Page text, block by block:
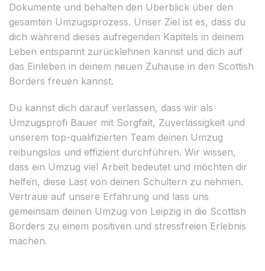
Dokumente und behalten den Überblick über den
gesamten Umzugsprozess. Unser Ziel ist es, dass du
dich während dieses aufregenden Kapitels in deinem
Leben entspannt zurücklehnen kannst und dich auf
das Einleben in deinem neuen Zuhause in den Scottish
Borders freuen kannst.
Du kannst dich darauf verlassen, dass wir als
Umzugsprofi Bauer mit Sorgfalt, Zuverlässigkeit und
unserem top-qualifizierten Team deinen Umzug
reibungslos und effizient durchführen. Wir wissen,
dass ein Umzug viel Arbeit bedeutet und möchten dir
helfen, diese Last von deinen Schultern zu nehmen.
Vertraue auf unsere Erfahrung und lass uns
gemeinsam deinen Umzug von Leipzig in die Scottish
Borders zu einem positiven und stressfreien Erlebnis
machen.